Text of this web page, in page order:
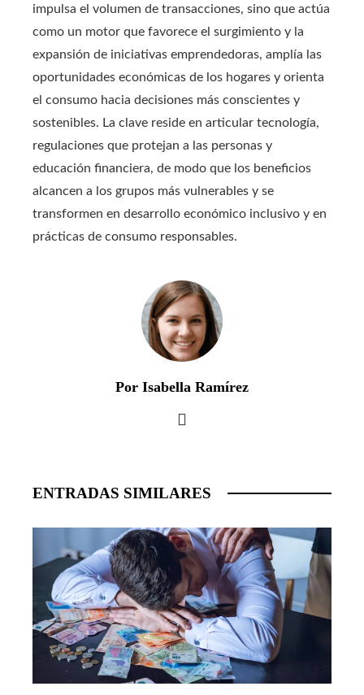
impulsa el volumen de transacciones, sino que actúa
como un motor que favorece el surgimiento y la
expansión de iniciativas emprendedoras, amplía las
oportunidades económicas de los hogares y orienta
el consumo hacia decisiones más conscientes y
sostenibles. La clave reside en articular tecnología,
regulaciones que protejan a las personas y
educación financiera, de modo que los beneficios
alcancen a los grupos más vulnerables y se
transformen en desarrollo económico inclusivo y en
prácticas de consumo responsables.
Por Isabella Ramírez
ENTRADAS SIMILARES